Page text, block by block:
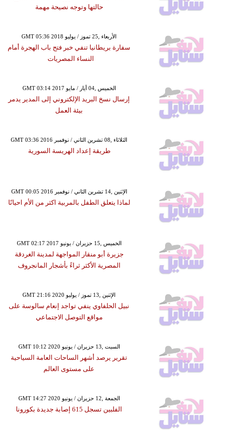
حالتها وتوجه نصيحة مهمة
GMT 05:36 2018 الأربعاء ,25 تموز / يوليو
سفارة بريطانيا تنفي خبر فتح باب الهجرة أمام
النساء المصريات
GMT 03:14 2017 الخميس ,04 أيار / مايو
إرسال نسخ البريد الإلكتروني إلى المدير يدمر
بيئة العمل
GMT 03:36 2016 الثلاثاء ,08 تشرين الثاني / نوفمبر
طريقة إعداد الهريسة السورية
GMT 00:05 2016 الإثنين ,14 تشرين الثاني / نوفمبر
لماذا يتعلق الطفل بالمربية اكثر من الأم احيانًا
GMT 02:17 2017 الخميس ,15 حزيران / يونيو
جزيرة أبو منقار المواجهة لمدينة الغردقة
المصرية الأكثر ثراءً بأشجار المانجروف
GMT 21:16 2020 الإثنين ,13 تموز / يوليو
نبيل الحلفاوي ينفي تواجد إنعام سالوسة على
مواقع التوصل الاجتماعي
GMT 10:12 2020 السبت ,13 حزيران / يونيو
تقرير يرصد أشهر الساحات العامة السياحية
على مستوى العالم
GMT 14:27 2020 الجمعة ,12 حزيران / يونيو
الفلبين تسجل 615 إصابة جديدة بكورونا